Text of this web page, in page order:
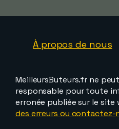
À propos de nous
MeilleursButeurs.fr ne
responsable pour toute
erronée publiée sur le site
des erreurs ou contactez-